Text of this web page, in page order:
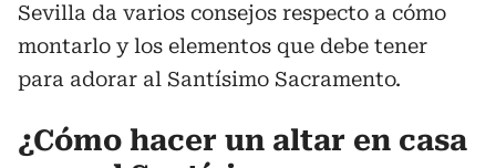
Sevilla da varios consejos respecto a cómo
montarlo y los elementos que debe tener
para adorar al Santísimo Sacramento.
¿Cómo hacer un altar en casa